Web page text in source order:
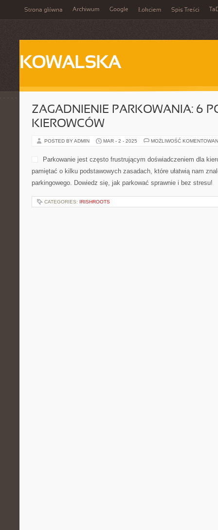
Strona główna Archiwum Google Łokciem Spis Treści
KOWALSKA
ZAGADNIENIE PARKOWANIA: 6
KIEROWCÓW
POSTED BY ADMIN MAR - 2 - 2025 MOŻLIWOŚĆ
Parkowanie jest często frustrującym doświadczeniem dla
pamiętać o kilku podstawowych zasadach, które ułatwią nam
parkingowego. Dowiedz się, jak parkować sprawnie i bez stresu!
CATEGORIES: IRISHROOTS